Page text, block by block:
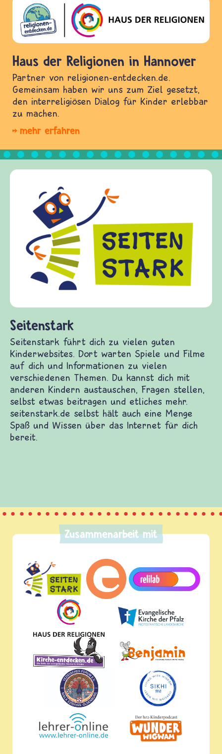
Haus der Religionen in Hannover
Partner von religionen-entdecken.de.
Gemeinsam haben wir uns zum Ziel gesetzt,
den interreligiösen Dialog für Kinder erlebbar
zu machen.
mehr erfahren
Kinderwebsites. Dort warten Spiele und Filme
Themen. Du kannst dich mit
stellen, selbst etwas beitragen und etliches
Frieden Fragen
frieden-fragen.de ist ein Internet-
Kinder, Eltern und ErzieherInnen das zu
Fragen von Krieg und Frieden, Streit
Gewalt informiert und einen Austausch
diesem Themenbereich ermöglicht.
fragen.de bietet Antworten auf wichtige
und Frieden, Streit und Gewalt.
Zusammenarbeit mit